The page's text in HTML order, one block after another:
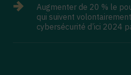
Augmenter de 20 % le
qui suivent
cybersécurité d’ici 2024